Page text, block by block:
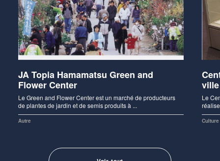
JA Topia Hamamatsu Green and
Flower Center
Le Green and Flower Center est un marché de producteurs
de plantes de jardin et de semis produits à ...
Autre
Le
Culture